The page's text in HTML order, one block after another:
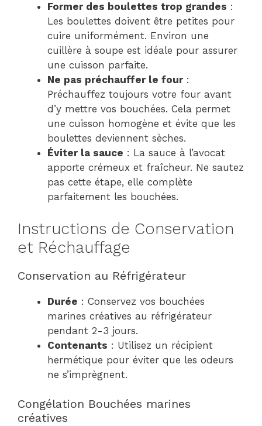
Former des boulettes trop grandes :
Les boulettes doivent être petites pour
cuire uniformément. Environ une
cuillère à soupe est idéale pour assurer
une cuisson parfaite.
Ne pas préchauffer le four:
Préchauffez toujours votre four avant
d’y mettre vos bouchées. Cela permet
une cuisson homogène et évite que les
boulettes deviennent sèches.
Éviter la sauce : La sauce à l’avocat
apporte crémeux et fraîcheur. Ne sautez
pas cette étape, elle complète
parfaitement les bouchées.
Instructions de Conservation
et Réchauffage
Conservation au Réfrigérateur
Durée : Conservez vos bouchées
marines créatives au réfrigérateur
pendant 2-3 jours.
Contenants : Utilisez un récipient
hermétique pour éviter que les odeurs
ne s’imprègnent.
Congélation Bouchées marines
créatives